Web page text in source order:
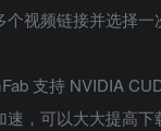
个视频链接并选择一
支持 NVIDIA
，可以大大提高下